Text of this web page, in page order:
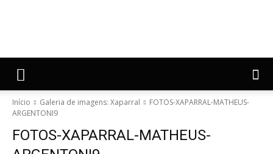
Início Galeria de imagens: Xaparral
FOTOS-XAPARRAL-MATHEUS-
ARGENTONI9
FOTOS-XAPARRAL-MATHEUS-